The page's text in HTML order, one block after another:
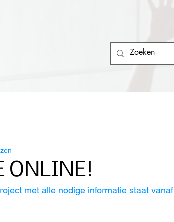
ONLINE!
met alle nodige informatie staat vanaf